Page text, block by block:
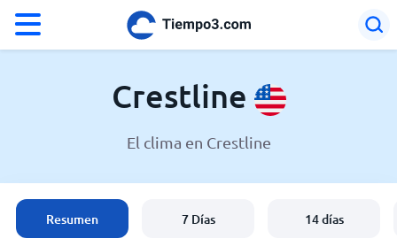
El clima en Crestline
Estados Unidos
Crestline
El clima en Crestline
Resumen 7 Días 14 días